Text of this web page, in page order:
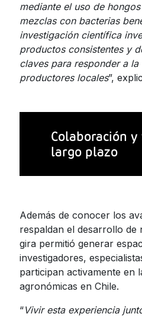
mediante el uso de
mezclas con bacterias
investigación científica
productos consistentes y
claves para responder a
productores locales”,
Colaboración
largo plazo
Además de conocer los
respaldan el desarrollo de
gira permitió generar
investigadores,
participan activamente en
agronómicas en Chile.
“Vivir esta experiencia